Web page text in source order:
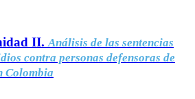
II. Análisis de las sentencias
contra personas defensoras de
Colombia